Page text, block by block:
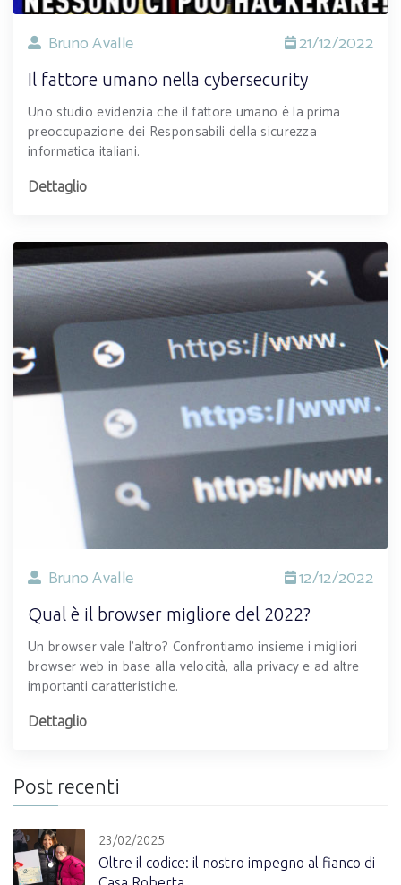
Bruno Avalle 21/12/2022
Il fattore umano nella cybersecurity
Uno studio evidenzia che il fattore umano è la prima
preoccupazione dei Responsabili della sicurezza
informatica italiani.
Dettaglio
Bruno Avalle 12/12/2022
Qual è il browser migliore del 2022?
Un browser vale l’altro? Confrontiamo insieme i migliori
browser web in base alla velocità, alla privacy e ad altre
importanti caratteristiche.
Dettaglio
Post recenti
23/02/2025
Oltre il codice: il nostro impegno al fianco di